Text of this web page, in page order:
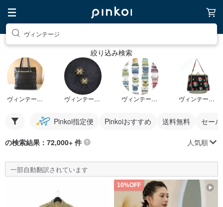
ヴィンテージ
絞り込み検索
ヴィンテージバッグ ヴィンテージピアス ヴィンテージステッカー ヴィンテージチェーンバッグ
Pinkoi指定便 Pinkoiおすすめ 送料無料 セー
の検索結果：72,000+ 件 人気順
一部自動翻訳されています
10%OFF